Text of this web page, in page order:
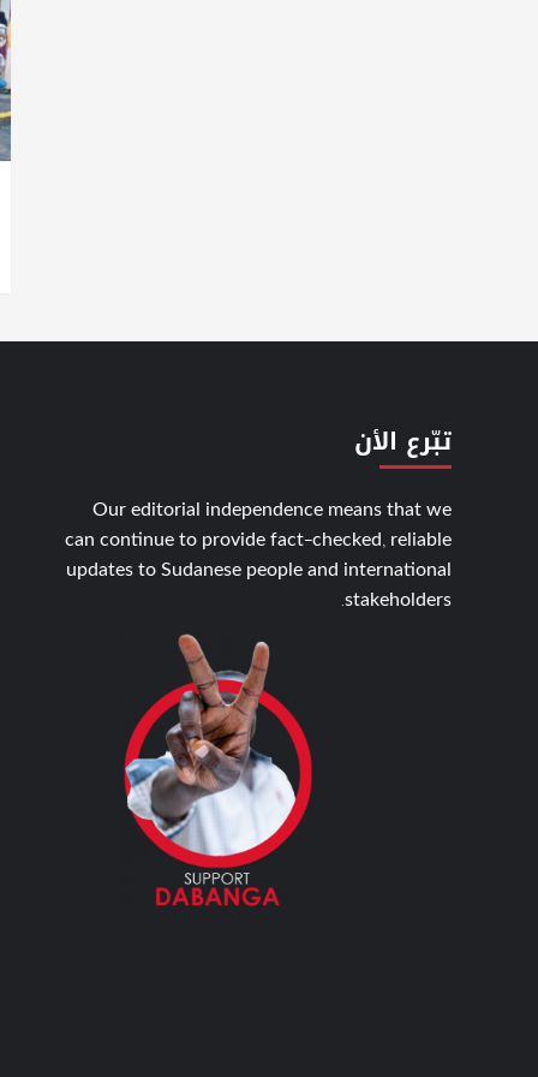
تبّرع الأن
Our editorial independence means that we
can continue to provide fact-checked, reliable
updates to Sudanese people and international
stakeholders.